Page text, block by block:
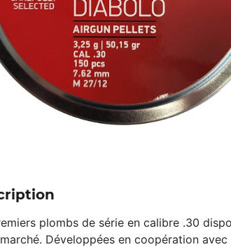
plombs de série en calibre .30
Développées en coopération avec